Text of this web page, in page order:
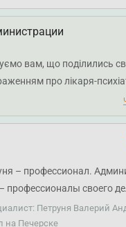
вам, що поділились
про лікаря-
Бажаємо вам міцного
– профессионал.
профессионалы своего
Оцениваю 10 из 10.
Петруня Валерий
на Печерске